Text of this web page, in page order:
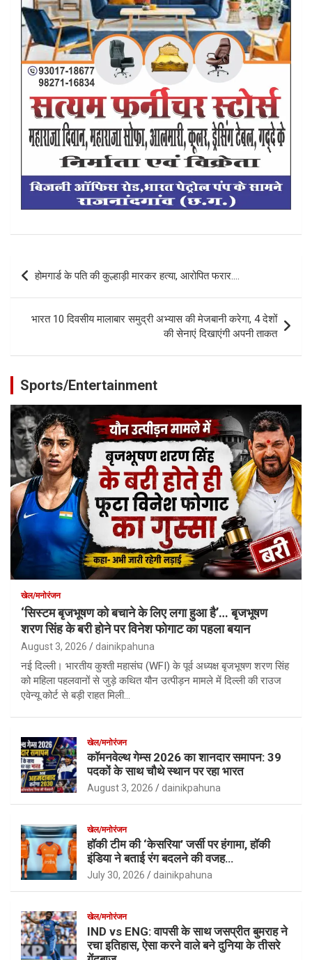
Post
navigation
होमगार्ड के पति की कुल्हाड़ी मारकर हत्या, आरोपित फरार….
भारत 10 दिवसीय मालाबार समुद्री अभ्यास की मेजबानी करेगा, 4 देशों
की सेनाएं दिखाएंगी अपनी ताकत
Sports/Entertainment
खेल/मनोरंजन
‘सिस्टम बृजभूषण को बचाने के लिए लगा हुआ है’… बृजभूषण
शरण सिंह के बरी होने पर विनेश फोगाट का पहला बयान
August 3, 2026 dainikpahuna
नई दिल्ली। भारतीय कुश्ती महासंघ (WFI) के पूर्व अध्यक्ष बृजभूषण शरण सिंह
को महिला पहलवानों से जुड़े कथित यौन उत्पीड़न मामले में दिल्ली की राउज
एवेन्यू कोर्ट से बड़ी राहत मिली…
खेल/मनोरंजन
कॉमनवेल्थ गेम्स 2026 का शानदार समापन: 39
पदकों के साथ चौथे स्थान पर रहा भारत
August 3, 2026 dainikpahuna
खेल/मनोरंजन
हॉकी टीम की ‘केसरिया’ जर्सी पर हंगामा, हॉकी
इंडिया ने बताई रंग बदलने की वजह…
July 30, 2026 dainikpahuna
खेल/मनोरंजन
IND vs ENG: वापसी के साथ जसप्रीत बुमराह ने
रचा इतिहास, ऐसा करने वाले बने दुनिया के तीसरे